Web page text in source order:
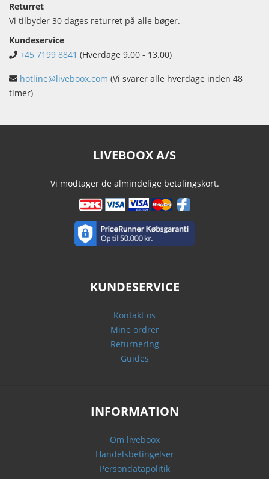
Returret
Vi tilbyder 30 dages returret på alle bøger.
Kundeservice
+45 7199 8841 (Hverdage 9.00 - 13.00)
hotline@liveboox.com (Vi svarer alle hverdage inden 48
timer)
LIVEBOOX A/S
Vi modtager de almindelige betalingskort.
KUNDESERVICE
Kontakt os
Mine ordrer
Returnering
Guides
INFORMATION
Om liveboox
Handelsbetingelser
Persondatapolitik